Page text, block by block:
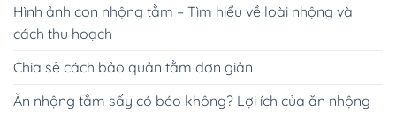
Hình ảnh con nhộng tằm – Tìm hiểu về loài nhộng và
cách thu hoạch
Chia sẻ cách bảo quản tằm đơn giản
Ăn nhộng tằm sấy có béo không? Lợi ích của ăn nhộng